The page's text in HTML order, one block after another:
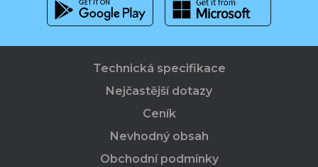
Technická specifikace
Nejčastější dotazy
Ceník
Nevhodný obsah
Obchodní podmínky